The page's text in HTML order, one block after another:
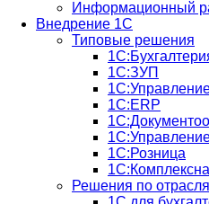
Информационный
Внедрение 1С
Типовые решения
1С:ЗУП
1С:ERP
1С:Розница
Решения по